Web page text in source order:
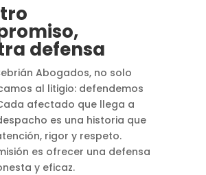
defensa
Abogados, no solo
al litigio: defendemos
afectado que llega a
es una historia que
rigor y respeto.
es ofrecer una defensa
y eficaz.